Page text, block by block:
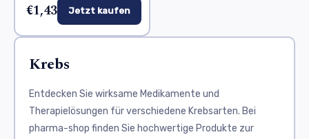
€1,43 Jetzt kaufen
Krebs
Entdecken Sie wirksame Medikamente und
Therapielösungen für verschiedene Krebsarten. Bei
pharma-shop finden Sie hochwertige Produkte zur